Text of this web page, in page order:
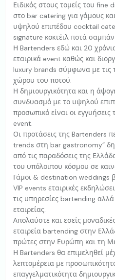
Ειδικός στους τομείς του fine
στο bar catering για γάμους
υψηλού επιπέδου cocktail
signature κοκτέιλ ποτά
Η Bartenders εδώ και 20
εταιρικά event καθώς και
luxury brands σύμφωνα με τις
χώρου του ποτού.
Η δημιουργικότητα και η
συνδυασμό με το υψηλού
προσωπικό είναι οι εγγυήσεις
event.
Οι προτάσεις της Bartenders
trends στη bar gastronomy”
από τις παραδόσεις της
του υπόλοιπου κόσμου σε
Γάμοι & destination weddings
VIP events εταιρικές
τις υπηρεσίες bartending
εταιρείας.
Απολαύστε και εσείς
εταιρεία bartending στην
πρώτες στην Ευρώπη και τη
Η Bartenders θα επιμεληθεί
λεπτομέρεια με
επαγγελματικότητα